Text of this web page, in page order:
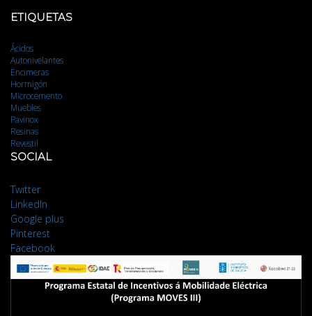
ETIQUETAS
Ácidos
Autonivelantes
Encimeras
Hormigón
Microcemento
Muebles
Pavinox
Resinas
Revestil
SOCIAL
Twitter
LinkedIn
Google plus
Pinterest
Facebook